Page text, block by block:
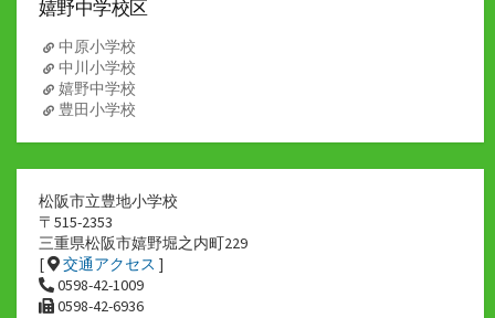
嬉野中学校区
中原小学校
中川小学校
嬉野中学校
豊田小学校
松阪市立豊地小学校
〒515-2353
三重県松阪市嬉野堀之内町229
[
交通アクセス ]
0598-42-1009
0598-42-6936